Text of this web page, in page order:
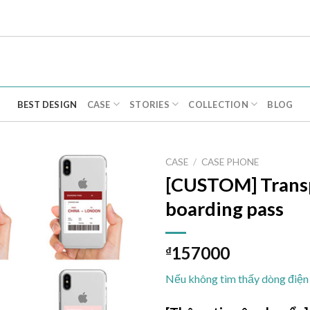
BEST DESIGN CASE STORIES COLLECTION BLOG
wishlist
CASE / CASE PHONE
[CUSTOM]
boarding pass
₫157000
Nếu không tìm thấy dòng